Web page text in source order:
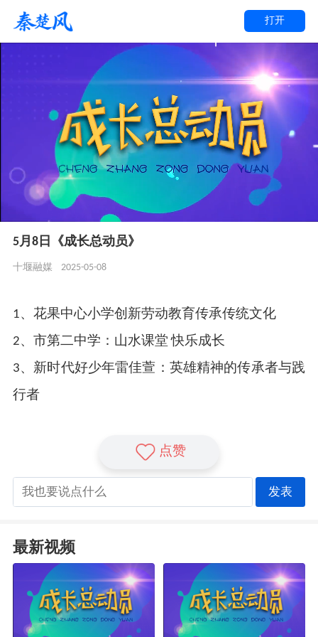
打开
5月8日《成长总动员》
十堰融媒 2025-05-08
1、花果中心小学创新劳动教育传承传统文化
2、市第二中学：山水课堂 快乐成长
3、新时代好少年雷佳萱：英雄精神的传承者与践
行者
点赞
发表
最新视频